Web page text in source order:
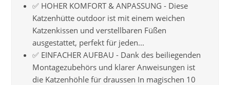
✅ HOHER KOMFORT & ANPASSUNG - Diese
Katzenhütte outdoor ist mit einem weichen
Katzenkissen und verstellbaren Füßen
ausgestattet, perfekt für jeden...
✅ EINFACHER AUFBAU - Dank des beiliegenden
Montagezubehörs und klarer Anweisungen ist
die Katzenhöhle für draussen In magischen 10